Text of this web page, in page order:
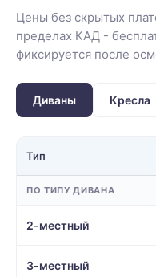
Цены без скрытых
пределах КАД -
фиксируется после
Диваны Кресла
Тип
ПО ТИПУ ДИВАНА
2-местный
3-местный